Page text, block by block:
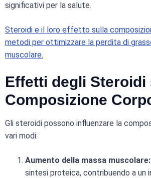
significativi per la salute.
Steroidi e il loro effetto sulla
metodi per ottimizzare la perdita di
muscolare.
Effetti degli Steroidi
Composizione
Gli steroidi possono influenzare la
vari modi:
Aumento della massa muscolare:
sintesi proteica, contribuendo a un